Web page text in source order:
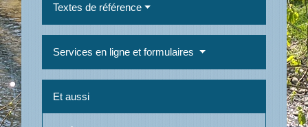
Textes de référence
Services en ligne et formulaires
Et aussi